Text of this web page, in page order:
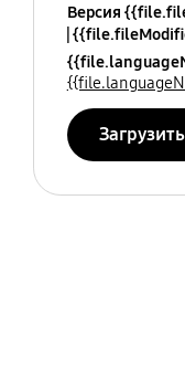
Версия
Загрузить